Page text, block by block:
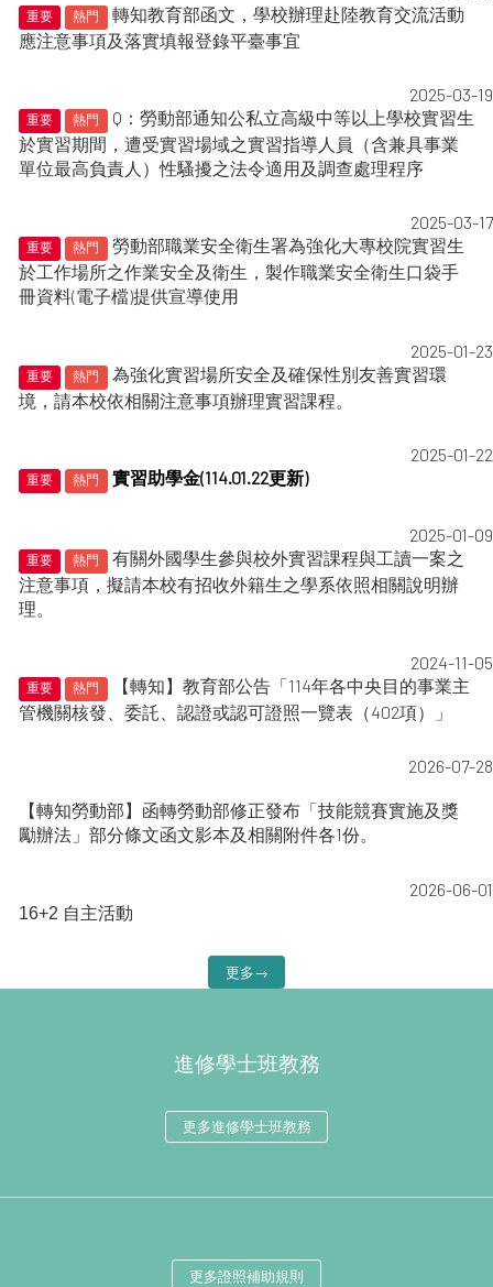
重要 熱門
轉知教育部函文，學校辦理赴陸教育交流活動
應注意事項及落實填報登錄平臺事宜
2025-03-19
重要 熱門
Q：勞動部通知公私立高級中等以上學校實習生
於實習期間，遭受實習場域之實習指導人員（含兼具事業
單位最高負責人）性騷擾之法令適用及調查處理程序
2025-03-17
重要 熱門
勞動部職業安全衛生署為強化大專校院實習生
於工作場所之作業安全及衛生，製作職業安全衛生口袋手
冊資料(電子檔)提供宣導使用
2025-01-23
重要 熱門
為強化實習場所安全及確保性別友善實習環
境，請本校依相關注意事項辦理實習課程。
2025-01-22
重要 熱門 實習助學金(114.01.22更新)
2025-01-09
重要 熱門
有關外國學生參與校外實習課程與工讀一案之
注意事項，擬請本校有招收外籍生之學系依照相關說明辦
理。
2024-11-05
重要 熱門
【轉知】教育部公告「114年各中央目的事業主
管機關核發、委託、認證或認可證照一覽表（402項）」
2026-07-28
【轉知勞動部】函轉勞動部修正發布「技能競賽實施及獎
勵辦法」部分條文函文影本及相關附件各1份。
2026-06-01
16+2 自主活動
更多→
進修學士班教務
更多進修學士班教務
更多證照補助規則